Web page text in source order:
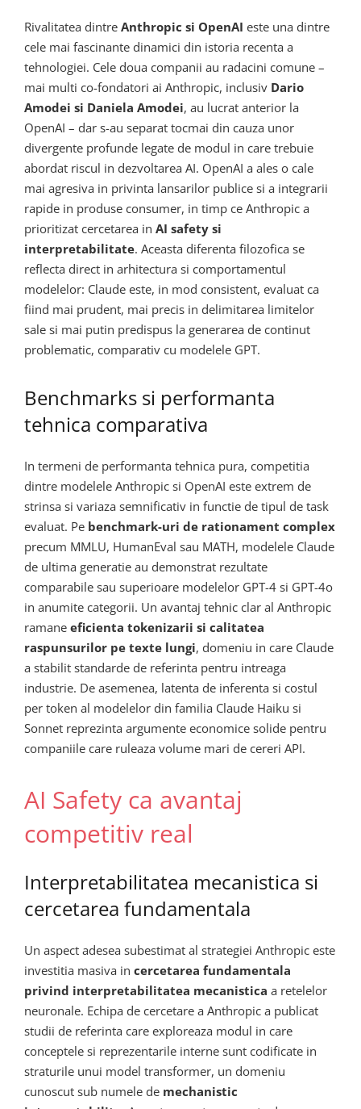
Rivalitatea dintre Anthropic si OpenAI este una dintre
cele mai fascinante dinamici din istoria recenta a
tehnologiei. Cele doua companii au radacini comune –
mai multi co-fondatori ai Anthropic, inclusiv Dario
Amodei si Daniela Amodei, au lucrat anterior la
OpenAI – dar s-au separat tocmai din cauza unor
divergente profunde legate de modul in care trebuie
abordat riscul in dezvoltarea AI. OpenAI a ales o cale
mai agresiva in privinta lansarilor publice si a integrarii
rapide in produse consumer, in timp ce Anthropic a
prioritizat cercetarea in AI safety si
interpretabilitate. Aceasta diferenta filozofica se
reflecta direct in arhitectura si comportamentul
modelelor: Claude este, in mod consistent, evaluat ca
fiind mai prudent, mai precis in delimitarea limitelor
sale si mai putin predispus la generarea de continut
problematic, comparativ cu modelele GPT.
Benchmarks si performanta
tehnica comparativa
In termeni de performanta tehnica pura, competitia
dintre modelele Anthropic si OpenAI este extrem de
strinsa si variaza semnificativ in functie de tipul de task
evaluat. Pe benchmark-uri de rationament complex
precum MMLU, HumanEval sau MATH, modelele Claude
de ultima generatie au demonstrat rezultate
comparabile sau superioare modelelor GPT-4 si GPT-4o
in anumite categorii. Un avantaj tehnic clar al Anthropic
ramane eficienta tokenizarii si calitatea
raspunsurilor pe texte lungi, domeniu in care Claude
a stabilit standarde de referinta pentru intreaga
industrie. De asemenea, latenta de inferenta si costul
per token al modelelor din familia Claude Haiku si
Sonnet reprezinta argumente economice solide pentru
companiile care ruleaza volume mari de cereri API.
AI Safety ca avantaj
competitiv real
Interpretabilitatea mecanistica si
cercetarea fundamentala
Un aspect adesea subestimat al strategiei Anthropic este
investitia masiva in cercetarea fundamentala
privind interpretabilitatea mecanistica a retelelor
neuronale. Echipa de cercetare a Anthropic a publicat
studii de referinta care exploreaza modul in care
conceptele si reprezentarile interne sunt codificate in
straturile unui model transformer, un domeniu
cunoscut sub numele de mechanistic